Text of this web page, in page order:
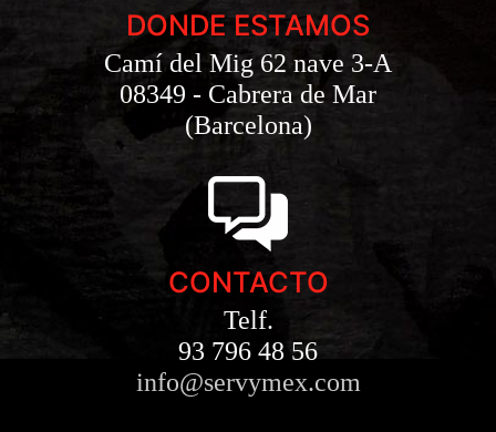
DONDE ESTAMOS
Camí del Mig 62 nave 3-A
08349 - Cabrera de Mar
(Barcelona)
CONTACTO
Telf.
93 796 48 56
info@servymex.com